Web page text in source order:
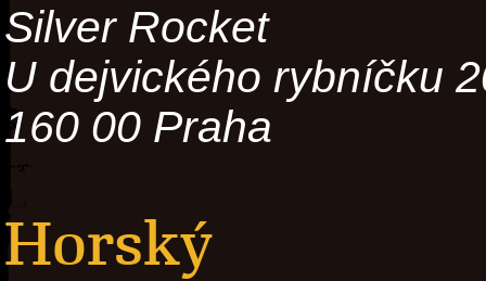
Silver Rocket
U dejvického rybníčku
160 00 Praha
Horský